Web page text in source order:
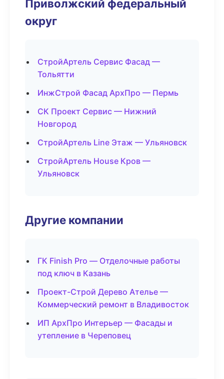
Приволжский федеральный
округ
СтройАртель Сервис Фасад —
Тольятти
ИнжСтрой Фасад АрхПро — Пермь
СК Проект Сервис — Нижний
Новгород
СтройАртель Line Этаж — Ульяновск
СтройАртель House Кров —
Ульяновск
Другие компании
ГК Finish Pro — Отделочные работы
под ключ в Казань
Проект-Строй Дерево Ателье —
Коммерческий ремонт в Владивосток
ИП АрхПро Интерьер — Фасады и
утепление в Череповец